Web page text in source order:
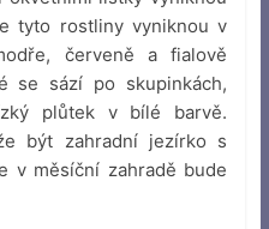
tyto rostliny vyniknou v
červeně a fialově
se sází po skupinkách,
plůtek v bílé barvě.
být zahradní jezírko s
v měsíční zahradě bude